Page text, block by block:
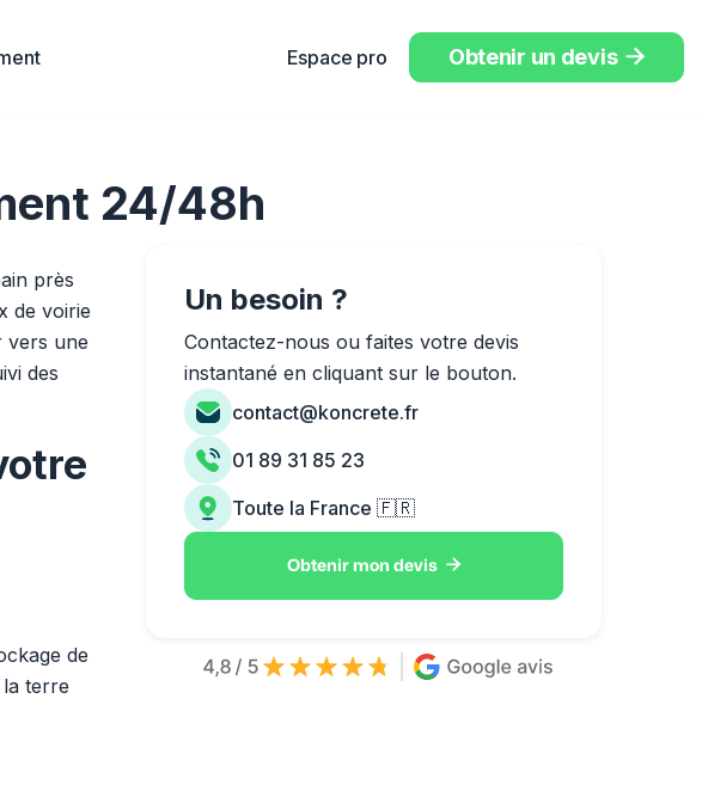
Espace pro Obtenir un devis 
24/48h
près
de voirie
vers une
des
de
terre
Un besoin ?
Contactez-nous ou faites votre devis
instantané en cliquant sur le bouton.
contact@koncrete.fr
01 89 31 85 23
Toute la France 🇫🇷
Obtenir mon devis 